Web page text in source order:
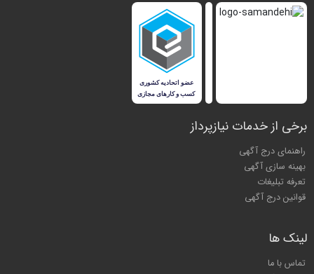
برخی از خدمات نیازپرداز
راهنمای درج آگهی
بهینه سازی آگهی
تعرفه تبلیغات
قوانین درج آگهی
لینک ها
تماس با ما